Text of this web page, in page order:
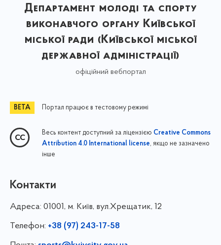
Департамент молоді та спорту
виконавчого органу Київської
міської ради (Київської міської
державної адміністрації)
офіційний вебпортал
Портал працює в тестовому режимі
Весь контент доступний за ліцензією Creative Commons
Attribution 4.0 International license, якщо не зазначено
інше
Контакти
Адреса: 01001, м. Київ, вул.Хрещатик, 12
Телефон: +38 (97) 243-17-58